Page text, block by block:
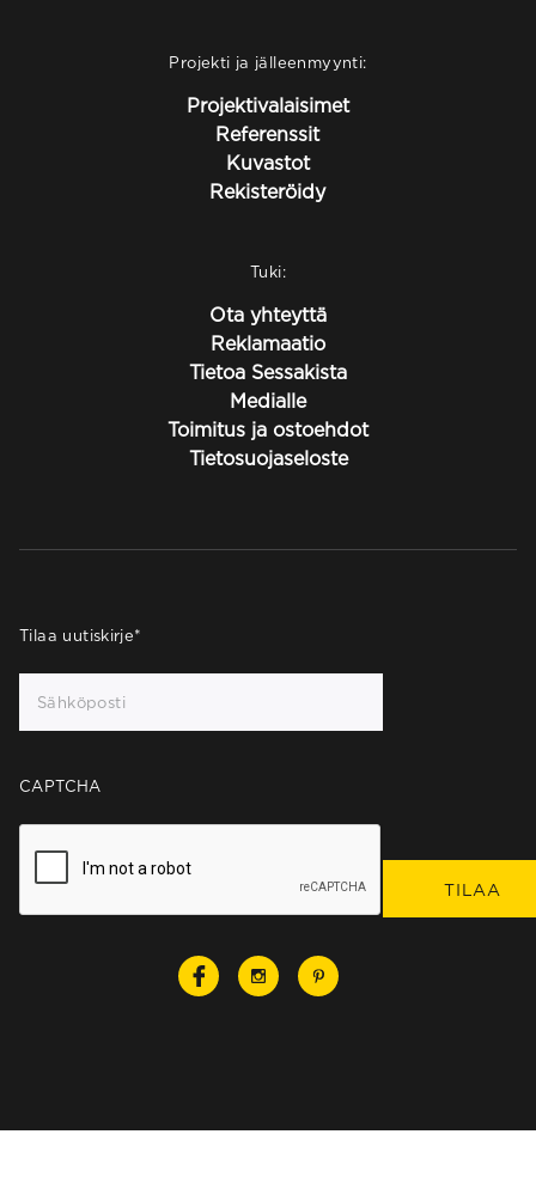
Projekti ja jälleenmyynti:
Projektivalaisimet
Referenssit
Kuvastot
Rekisteröidy
Tuki:
Ota yhteyttä
Reklamaatio
Tietoa Sessakista
Medialle
Toimitus ja ostoehdot
Tietosuojaseloste
Tilaa uutiskirje*
CAPTCHA